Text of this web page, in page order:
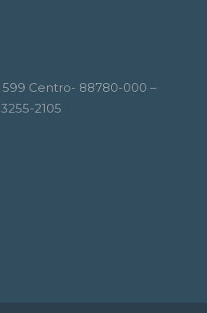
Centro- 88780-000 –
2105